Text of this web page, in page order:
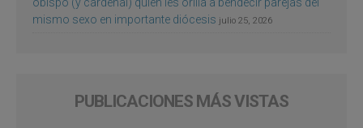
mismo sexo en importante diócesis julio 25, 2026
PUBLICACIONES MÁS VISTAS